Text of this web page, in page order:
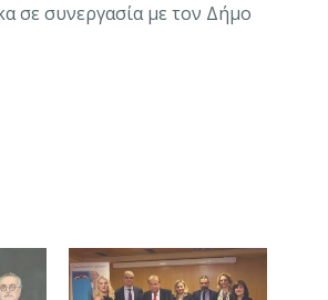
σε συνεργασία με τον Δήμο